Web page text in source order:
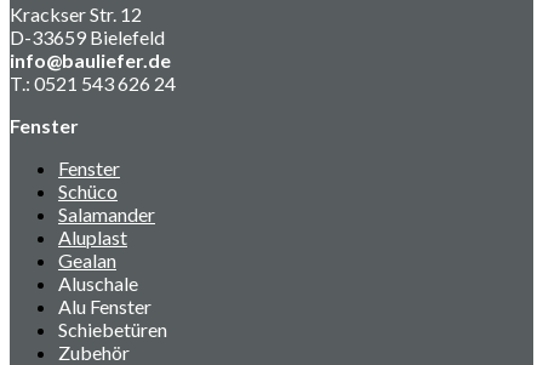
Krackser Str. 12
D-33659 Bielefeld
info@bauliefer.de
T.: 0521 543 626 24
Fenster
Fenster
Schüco
Salamander
Aluplast
Gealan
Aluschale
Alu Fenster
Schiebetüren
Zubehör